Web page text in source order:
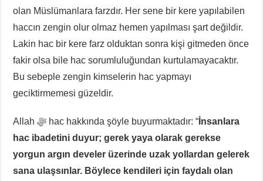
olan Müslümanlara farzdır. Her sene bir kere yapılabilen
haccın zengin olur olmaz hemen yapılması şart değildir.
Lakin hac bir kere farz olduktan sonra kişi gitmeden önce
fakir olsa bile hac sorumluluğundan kurtulamayacaktır.
Bu sebeple zengin kimselerin hac yapmayı
geciktirmemesi güzeldir.
Allah ﷻ hac hakkında şöyle buyurmaktadır: “ İnsanlara
hac ibadetini duyur; gerek yaya olarak gerekse
yorgun argın develer üzerinde uzak yollardan gelerek
sana ulaşsınlar. Böylece kendileri için faydalı olan